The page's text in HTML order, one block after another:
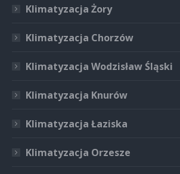
Klimatyzacja Żory
Klimatyzacja Chorzów
Klimatyzacja Wodzisław Śląski
Klimatyzacja Knurów
Klimatyzacja Łaziska
Klimatyzacja Orzesze